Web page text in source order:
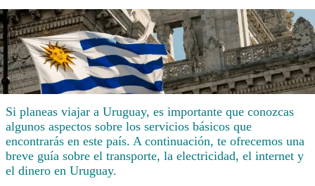
Si planeas viajar a Uruguay, es importante que conozcas
algunos aspectos sobre los servicios básicos que
encontrarás en este país. A continuación, te ofrecemos una
breve guía sobre el transporte, la electricidad, el internet y
el dinero en Uruguay.